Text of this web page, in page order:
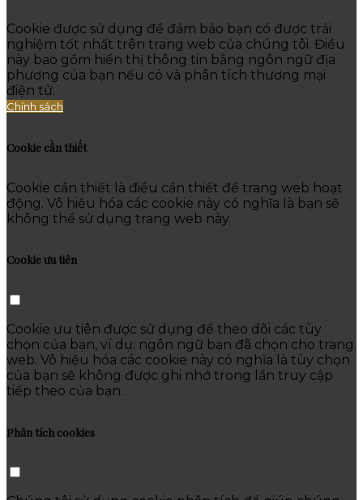
Cookie được sử dụng để đảm bảo bạn có được trải
nghiệm tốt nhất trên trang web của chúng tôi. Điều
này bao gồm hiển thị thông tin bằng ngôn ngữ địa
phương của bạn nếu có và phân tích thương mại
điện tử.
Chính sách
Cookie cần thiết
Cookie cần thiết là điều cần thiết để trang web hoạt
động. Vô hiệu hóa các cookie này có nghĩa là bạn sẽ
không thể sử dụng trang web này.
Cookie ưu tiên
Cookie ưu tiên được sử dụng để theo dõi các tùy
chọn của bạn, ví dụ: ngôn ngữ bạn đã chọn cho trang
web. Vô hiệu hóa các cookie này có nghĩa là tùy chọn
của bạn sẽ không được ghi nhớ trong lần truy cập
tiếp theo của bạn.
Phân tích cookies